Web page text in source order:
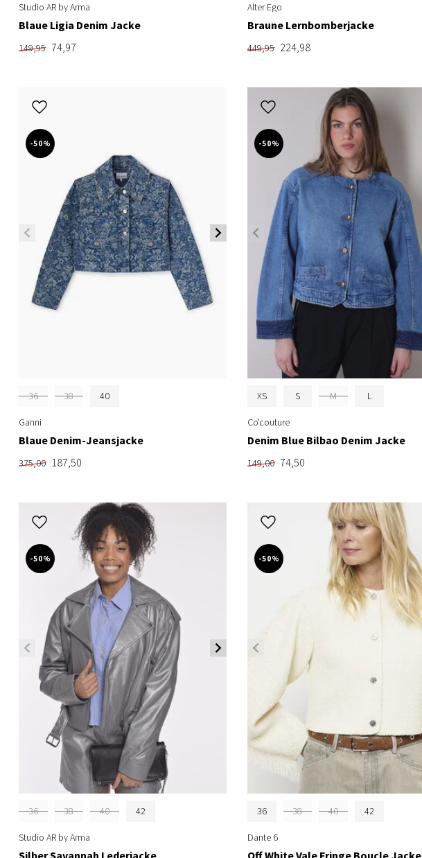
Studio AR by Arma
Blaue Ligia Denim Jacke
149,95 74,97
Alter Ego
Braune Lernbomberjacke
449,95 224,98
-50%
36 38 40
Ganni
Blaue Denim-Jeansjacke
375,00 187,50
-50%
XS S M L
Co'couture
Denim Blue Bilbao Denim Jacke
149,00 74,50
-50%
36 38 40 42
Studio AR by Arma
Silber Savannah Lederjacke
-50%
36 38 40 42
Dante 6
Off White Vale Fringe Boucle Jacke